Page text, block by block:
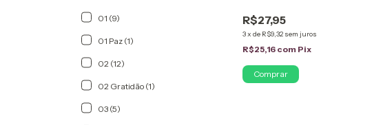
01 (9)
01 Paz (1)
02 (12)
02 Gratidão (1)
03 (5)
R$27,95
3xde R$9,32 sem juros
R$25,16 com Pix